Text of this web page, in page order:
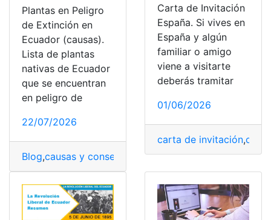
Plantas en Peligro
de Extinción en
Ecuador (causas).
Lista de plantas
nativas de Ecuador
que se encuentran
en peligro de
22/07/2026
Blog,causas y consecuencias,Ecuador,plantas en
Carta de Invitación
España. Si vives en
España y algún
familiar o amigo
viene a visitarte
deberás tramitar
01/06/2026
carta de invitación,